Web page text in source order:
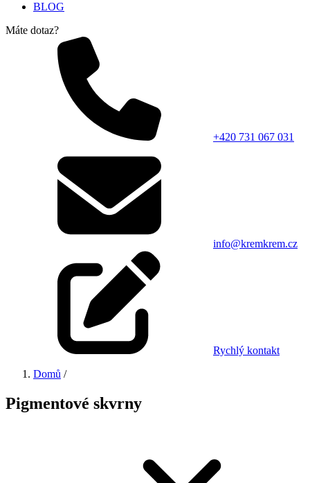
BLOG
Máte dotaz?
+420 731 067 031
info@kremkrem.cz
Rychlý kontakt
Domů /
Pigmentové skvrny